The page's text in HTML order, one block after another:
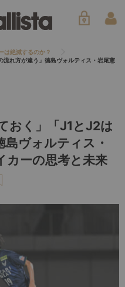
は絶滅するのか？
流れ方が違う」徳島ヴォルティス・岩尾憲
おく」「J1とJ2は
ヴォルティス・
カーの思考と未来